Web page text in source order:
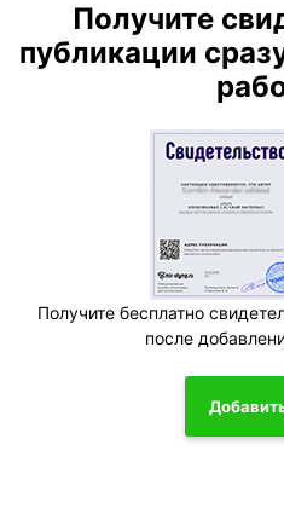
Получите
публикации
Получите бесплатно
после